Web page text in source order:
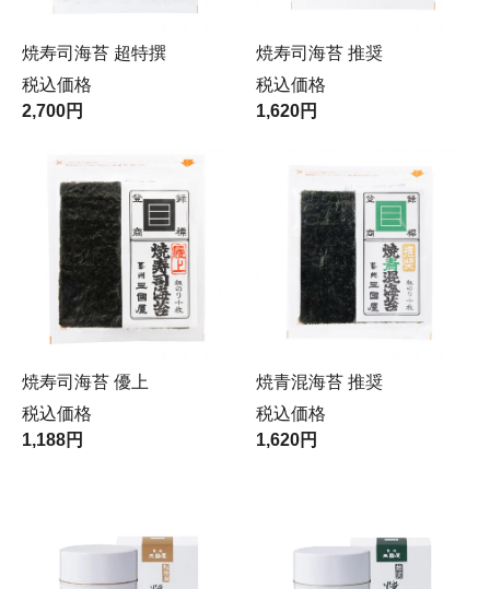
焼寿司海苔 超特撰
税込価格
2,700円
焼寿司海苔 推奨
税込価格
1,620円
焼寿司海苔 優上
税込価格
1,188円
焼青混海苔 推奨
税込価格
1,620円